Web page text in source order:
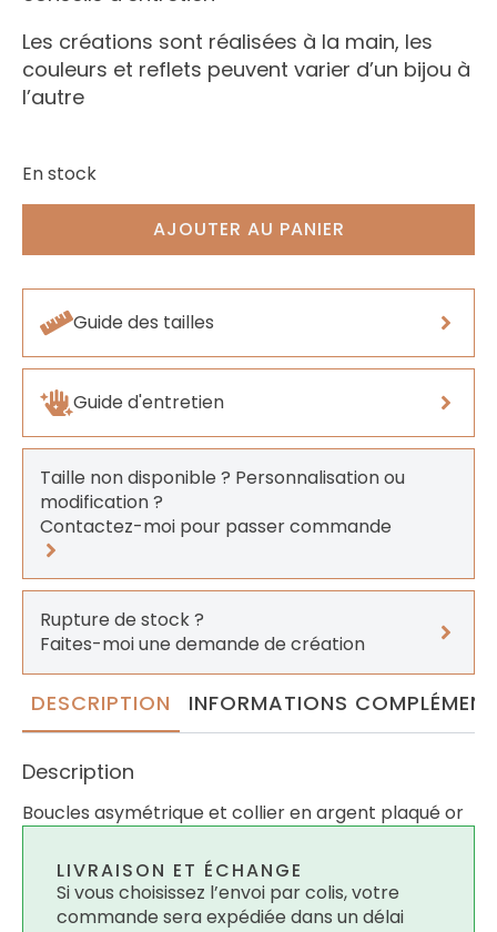
Les créations sont réalisées à la main, les
couleurs et reflets peuvent varier d’un bijou à
l’autre
En stock
AJOUTER AU PANIER
Guide des tailles
Guide d'entretien
Taille non disponible ? Personnalisation ou
modification ?
Contactez-moi pour passer commande
Rupture de stock ?
Faites-moi une demande de création
DESCRIPTION INFORMATIONS
Description
Boucles asymétrique et collier en argent plaqué or
LIVRAISON ET ÉCHANGE
Si vous choisissez l’envoi par colis, votre
commande sera expédiée dans un délai